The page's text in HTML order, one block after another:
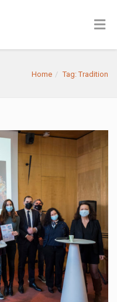
Home Tag: Tradition